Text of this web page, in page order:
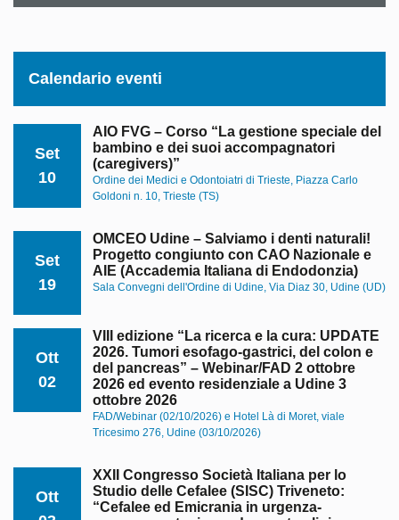
Calendario eventi
Set
10
AIO FVG – Corso “La gestione speciale del
bambino e dei suoi accompagnatori
(caregivers)”
Ordine dei Medici e Odontoiatri di Trieste, Piazza Carlo
Goldoni n. 10, Trieste (TS)
Set
19
OMCEO Udine – Salviamo i denti naturali!
Progetto congiunto con CAO Nazionale e
AIE (Accademia Italiana di Endodonzia)
Sala Convegni dell'Ordine di Udine, Via Diaz 30, Udine (UD)
Ott
02
VIII edizione “La ricerca e la cura: UPDATE
2026. Tumori esofago-gastrici, del colon e
del pancreas” – Webinar/FAD 2 ottobre
2026 ed evento residenziale a Udine 3
ottobre 2026
FAD/Webinar (02/10/2026) e Hotel Là di Moret, viale
Tricesimo 276, Udine (03/10/2026)
Ott
XXII Congresso Società Italiana per lo
Studio delle Cefalee (SISC) Triveneto:
“Cefalee ed Emicrania in urgenza-